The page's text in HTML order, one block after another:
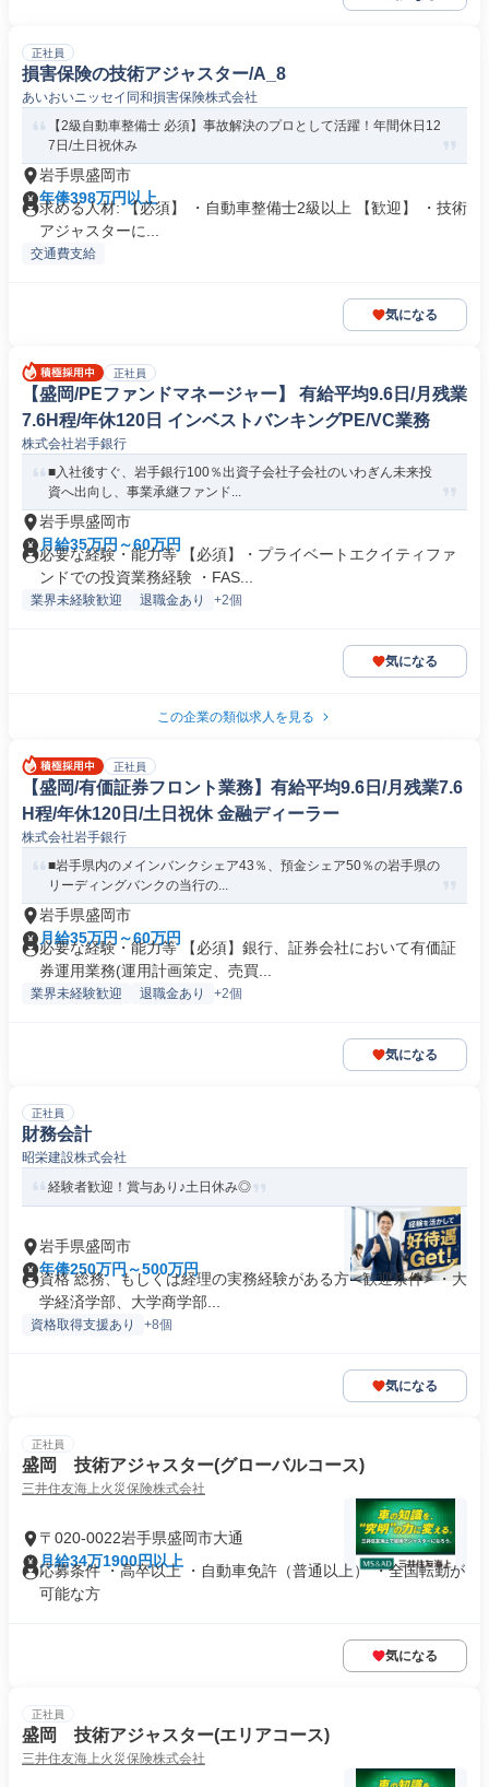
正社員
損害保険の技術アジャスター/A_8
あいおいニッセイ同和損害保険株式会社
【2級自動車整備士 必須】事故解決のプロとして活躍！年間休日12
7日/土日祝休み
岩手県盛岡市
年俸398万円以上
求める人材: 【必須】 ・自動車整備士2級以上 【歓迎】 ・技術
アジャスターに...
交通費支給
気になる
正社員
【盛岡/PEファンドマネージャー】 有給平均9.6日/月残業
7.6H程/年休120日 インベストバンキングPE/VC業務
株式会社岩手銀行
■入社後すぐ、岩手銀行100％出資子会社子会社のいわぎん未来投
資へ出向し、事業承継ファンド...
岩手県盛岡市
月給35万円～60万円
必要な経験・能力等 【必須】・プライベートエクイティファ
ンドでの投資業務経験 ・FAS...
業界未経験歓迎 退職金あり +2個
気になる
この企業の類似求人を見る
正社員
【盛岡/有価証券フロント業務】有給平均9.6日/月残業7.6
H程/年休120日/土日祝休 金融ディーラー
株式会社岩手銀行
■岩手県内のメインバンクシェア43％、預金シェア50％の岩手県の
リーディングバンクの当行の...
岩手県盛岡市
月給35万円～60万円
必要な経験・能力等 【必須】銀行、証券会社において有価証
券運用業務(運用計画策定、売買...
業界未経験歓迎 退職金あり +2個
気になる
正社員
財務会計
昭栄建設株式会社
経験者歓迎！賞与あり♪土日休み◎
岩手県盛岡市
年俸250万円～500万円
資格 総務、もしくは経理の実務経験がある方 <歓迎条件> ・大
学経済学部、大学商学部...
資格取得支援あり +8個
気になる
正社員
盛岡 技術アジャスター(グローバルコース)
三井住友海上火災保険株式会社
〒020-0022岩手県盛岡市大通
月給34万1900円以上
応募条件 ・高卒以上 ・自動車免許（普通以上） ・全国転勤が
可能な方
気になる
正社員
盛岡 技術アジャスター(エリアコース)
三井住友海上火災保険株式会社